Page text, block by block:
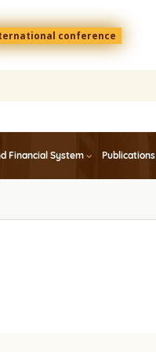
conference
Financial System Publications